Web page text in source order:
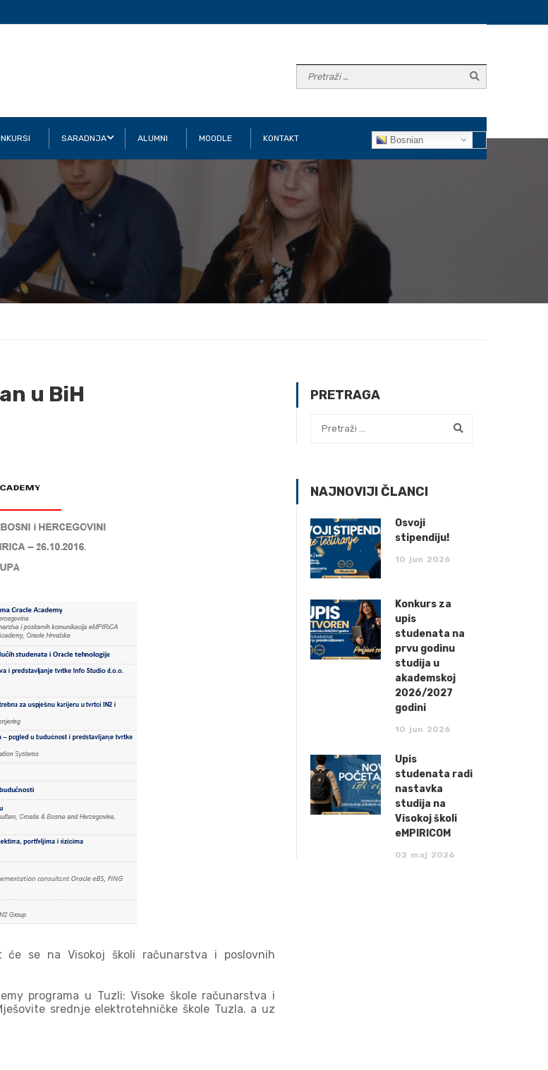
SARADNJA ALUMNI MOODLE KONTAKT Bosnian
u BiH
će se na Visokoj školi računarstva i poslovnih
programa u Tuzli: Visoke škole računarstva i
srednje elektrotehničke škole Tuzla. a uz
PRETRAGA
NAJNOVIJI ČLANCI
Osvoji
stipendiju!
10 jun 2026
Konkurs za
upis
studenata na
prvu godinu
studija u
akademskoj
2026/2027
godini
10 jun 2026
Upis
studenata radi
nastavka
studija na
Visokoj školi
eMPIRICOM
02 maj 2026